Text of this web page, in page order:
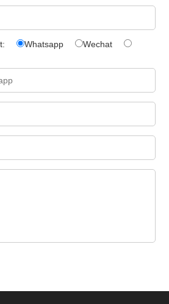
Whatsapp
Wechat